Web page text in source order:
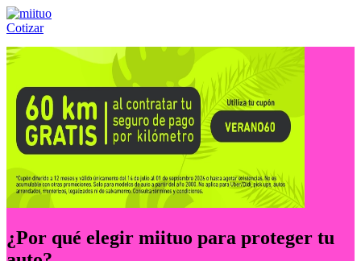
Cotizar
Llámanos al:(55) 84-21-05-00 ó
¿Por qué elegir miituo para proteger tu